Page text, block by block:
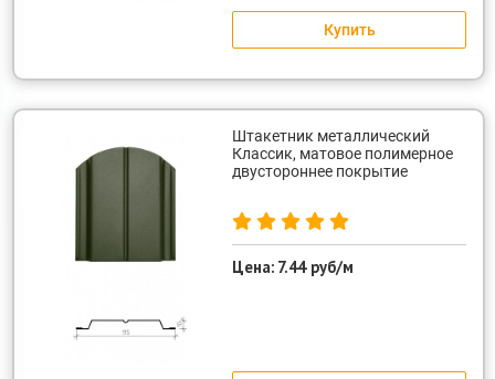
Купить
Штакетник металлический
Классик, матовое полимерное
двустороннее покрытие
Цена: 7.44 руб/м